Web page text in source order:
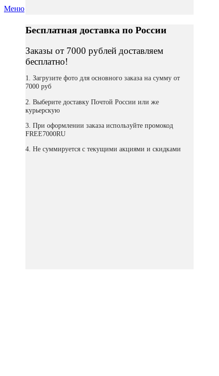
Меню
Бесплатная доставка по России
Заказы от 7000 рублей доставляем
бесплатно!
1. Загрузите фото для основного заказа на сумму от
7000 руб
2. Выберите доставку Почтой России или же
курьерскую
3. При оформлении заказа используйте промокод
FREE7000RU
4. Не суммируется с текущими акциями и скидками